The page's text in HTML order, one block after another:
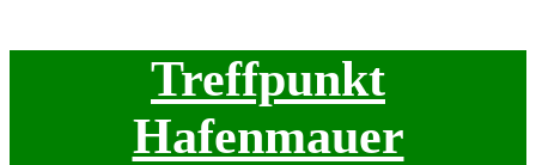
Treffpunkt
Hafenmauer